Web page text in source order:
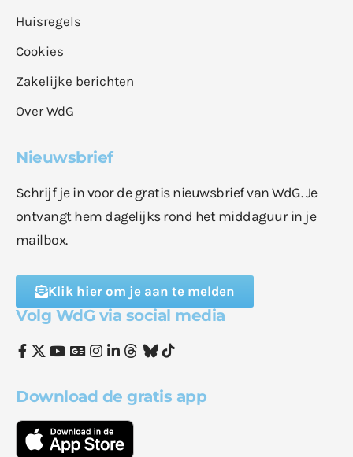
Huisregels
Cookies
Zakelijke berichten
Over WdG
Nieuwsbrief
Schrijf je in voor de gratis nieuwsbrief van WdG. Je
ontvangt hem dagelijks rond het middaguur in je
mailbox.
Klik hier om je aan te melden
Volg WdG via social media
Download de gratis app